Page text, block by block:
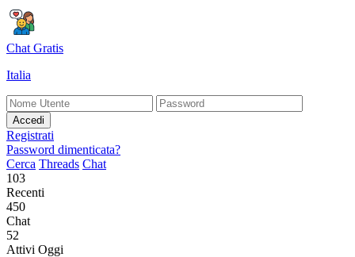
Chat Gratis
Italia
Accedi
Registrati
Password dimenticata?
Cerca Threads Chat
103
Recenti
450
Chat
52
Attivi Oggi